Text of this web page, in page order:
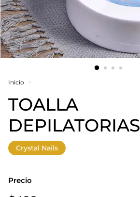
Inicio >
TOALLA
DEPILATORIAS
Crystal Nails
Precio